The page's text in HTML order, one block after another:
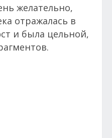
желательно,
отражалась в
и была цельной,